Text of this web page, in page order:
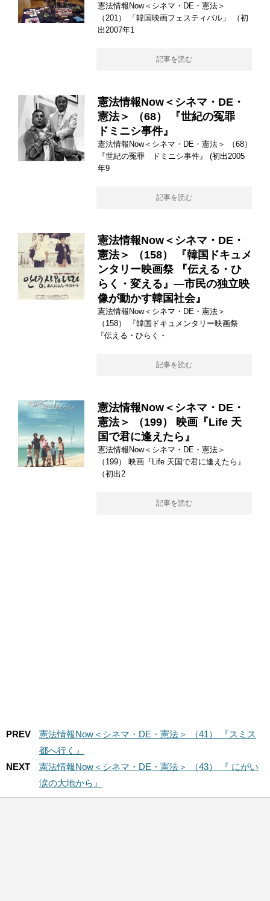
憲法情報Now＜シネマ・DE・憲法＞
（201） 「韓国映画フェスティバル」 （初
出2007年1
記事を読む
憲法情報Now＜シネマ・DE・
憲法＞ （68） 『世紀の冤罪
ドミニシ事件』
憲法情報Now＜シネマ・DE・憲法＞ （68）
『世紀の冤罪 ドミニシ事件』 (初出2005
年9
記事を読む
憲法情報Now＜シネマ・DE・
憲法＞ （158） 『韓国ドキュメ
ンタリー映画祭 『伝える・ひ
らく・変える』―市民の独立映
像が動かす韓国社会』
憲法情報Now＜シネマ・DE・憲法＞
（158） 『韓国ドキュメンタリー映画祭
『伝える・ひらく・
記事を読む
憲法情報Now＜シネマ・DE・
憲法＞ （199） 映画『Life 天
国で君に逢えたら』
憲法情報Now＜シネマ・DE・憲法＞
（199） 映画『Life 天国で君に逢えたら』
（初出2
記事を読む
PREV
憲法情報Now＜シネマ・DE・憲法＞ （41） 『スミス
都へ行く』
NEXT
憲法情報Now＜シネマ・DE・憲法＞ （43） 『 にがい
涙の大地から』